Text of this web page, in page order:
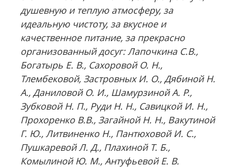
душевную и теплую атмосферу, за
идеальную чистоту, за вкусное и
качественное питание, за прекрасно
организованный досуг: Лапочкина С.В.,
Богатырь Е. В., Сахоровой О. Н.,
Тлембековой, Застровных И. О., Дябиной Н.
А., Даниловой О. И., Шамурзиной А. Р.,
Зубковой Н. П., Руди Н. Н., Савицкой И. Н.,
Прохоренко В.В., Загайной Н. Н., Вакутиной
Г. Ю., Литвиненко Н., Пантюховой И. С.,
Пушкаревой Л. Д., Плахиной Т. Б.,
Комылиной Ю. М., Антуфьевой Е. В.